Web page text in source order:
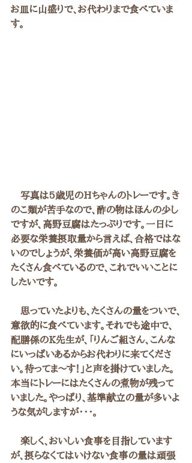
お皿に山盛りで、お代わりまで食べていま
す。
写真は5歳児のHちゃんのトレーです。き
のこ類が苦手なので、酢の物はほんの少し
ですが、高野豆腐はたっぷりです。一日に
必要な栄養摂取量から言えば、合格ではな
いのでしょうが、栄養価が高い高野豆腐を
たくさん食べているので、これでいいことに
したいです。
思っていたよりも、たくさんの量をついで、
意欲的に食べています。それでも途中で、
配膳係のK先生が、「りんご組さん、こんな
にいっぱいあるからお代わりに来てくださ
い。待ってま～す！」と声を掛けていました。
本当にトレーにはたくさんの煮物が残って
いました。やっぱり、基準献立の量が多いよ
うな気がしますが・・・。
楽しく、おいしい食事を目指しています
が、摂らなくてはいけない食事の量は頑張